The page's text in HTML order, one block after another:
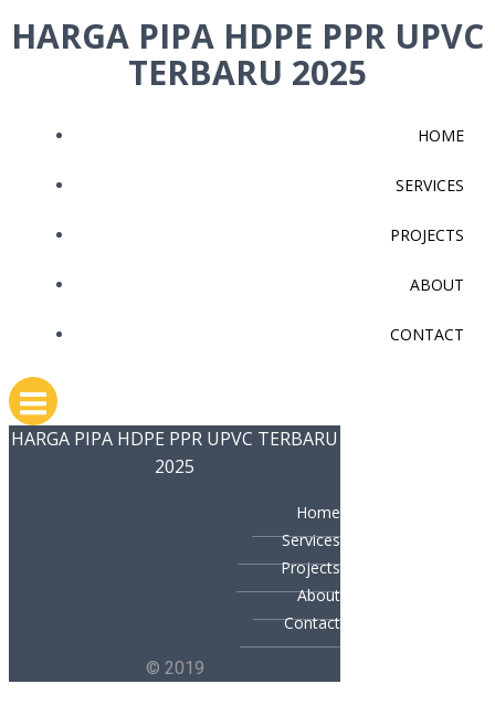
Skip
to
HARGA PIPA HDPE PPR UPVC
TERBARU 2025
HOME
SERVICES
PROJECTS
ABOUT
CONTACT
HARGA PIPA HDPE PPR UPVC TERBARU
2025
Home
Services
Projects
About
Contact
© 2019